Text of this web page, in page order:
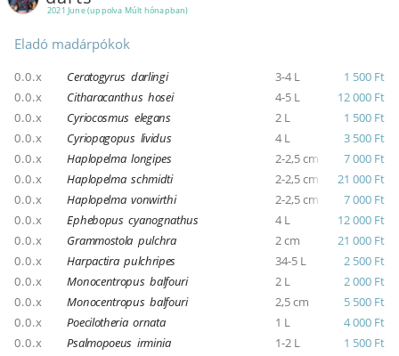
2021 June (uppolva Múlt hónapban)
Eladó madárpókok
0.0.x Ceratogyrus darlingi 3-4 L
1 500 Ft
0.0.x
Citharacanthus hosei 4-5 L
12 000 Ft
0.0.x
Cyriocosmus elegans 2 L
1 500 Ft
0.0.x
Cyriopagopus lividus 4 L
3 500 Ft
0.0.x
Haplopelma longipes 2-2,5 cm
7 000 Ft
0.0.x
Haplopelma schmidti 2-2,5 cm
21 000 Ft
0.0.x
Haplopelma vonwirthi 2-2,5 cm
7 000 Ft
0.0.x
Ephebopus cyanognathus 4 L
12 000 Ft
0.0.x
Grammostola pulchra 2 cm
21 000 Ft
0.0.x
Harpactira pulchripes 34-5 L
2 500 Ft
0.0.x
Monocentropus balfouri 2 L
2 000 Ft
0.0.x
Monocentropus balfouri 2,5 cm
5 500 Ft
0.0.x
Poecilotheria ornata 1 L
4 000 Ft
0.0.x
Psalmopoeus irminia 1-2 L
1 500 Ft